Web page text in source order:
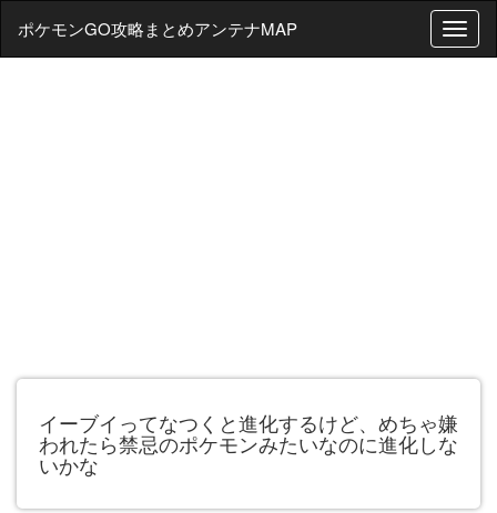
T
o
ポケモンGO攻略まとめアンテナMAP
イーブイってなつくと進化するけど、めちゃ嫌
われたら禁忌のポケモンみたいなのに進化しな
いかな